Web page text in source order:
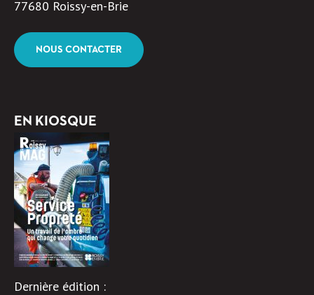
77680 Roissy-en-Brie
NOUS CONTACTER
EN KIOSQUE
Dernière édition :